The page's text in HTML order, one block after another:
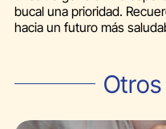
bucal una prioridad.
hacia un futuro más